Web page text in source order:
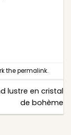
thepermalink.
lustre en cristal
de bohème